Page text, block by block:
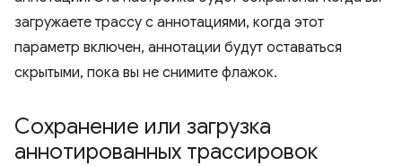
загружаете трассу с аннотациями, когда этот
параметр включен, аннотации будут оставаться
скрытыми, пока вы не снимите флажок.
Сохранение или загрузка
аннотированных трассировок